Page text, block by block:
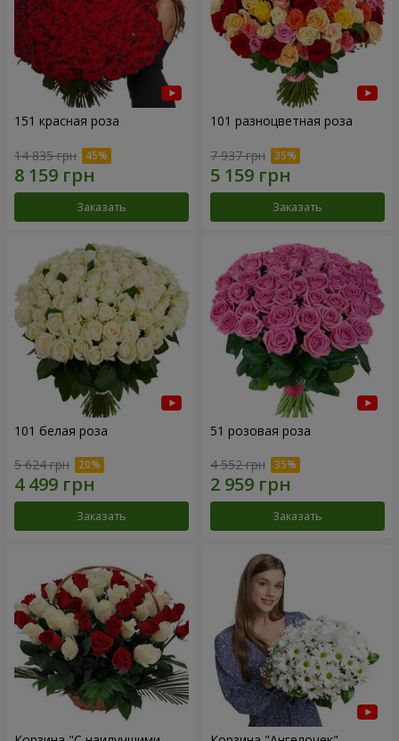
151 красная роза
14 835 грн
Заказать
101 разноцветная роза
7 937 грн
Заказать
101 белая роза
5 624 грн
Заказать
51 розовая роза
4 552 грн
Заказать